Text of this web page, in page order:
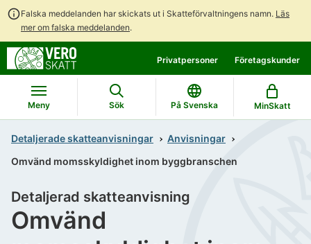
Falska meddelanden har skickats ut i Skatteförvaltningens namn. Läs
mer om falska meddelanden.
direkt
till
innehållet
till
hela
webbplatsens
sökning
Privatpersoner Företagskunder
Meny Sök På Svenska MinSkatt
Detaljerade skatteanvisningar
Anvisningar
Omvänd momsskyldighet inom byggbranschen
Omvänd
Detaljerad skatteanvisning